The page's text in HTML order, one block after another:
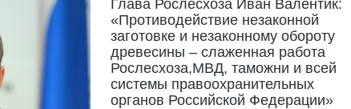
Глава Рослесхоза Иван Валентик:
«Противодействие незаконной
заготовке и незаконному обороту
древесины – слаженная работа
Рослесхоза,МВД, таможни и всей
системы правоохранительных
органов Российской Федерации»